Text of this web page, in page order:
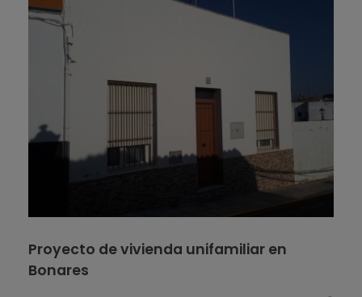
Proyecto de vivienda unifamiliar en
Bonares